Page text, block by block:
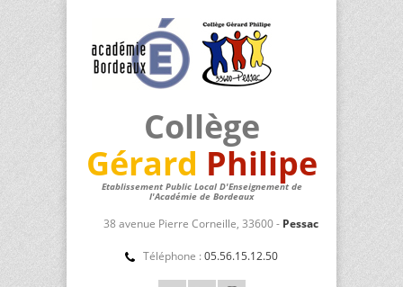
Collège
Gérard Philipe
Etablissement Public Local D'Enseignement de
l'Académie de Bordeaux
38 avenue Pierre Corneille, 33600 - Pessac
Téléphone : 05.56.15.12.50